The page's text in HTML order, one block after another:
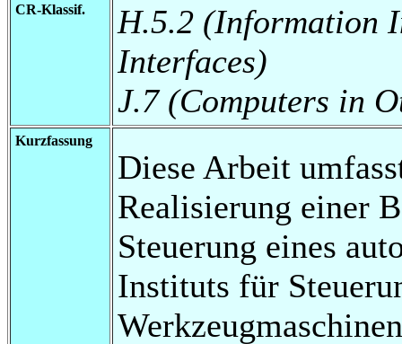
CR-Klassif.
H.5.2 (Information
Interfaces)
J.7 (Computers in
Kurzfassung
Diese Arbeit
Realisierung einer
Steuerung eines
Instituts für